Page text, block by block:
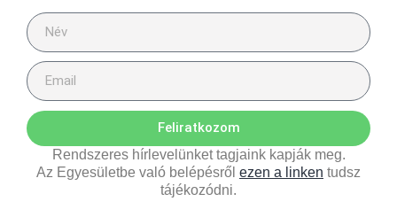
Feliratkozom
Rendszeres hírlevelünket tagjaink kapják meg.
Az Egyesületbe való belépésről ezen a linken tudsz
tájékozódni.